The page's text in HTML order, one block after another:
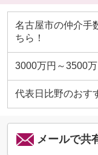
名古屋市の仲介手
ちら！
3000万円～3500
代表日比野のおす
メールで共